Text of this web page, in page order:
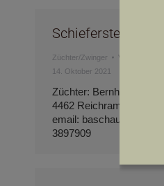
Schiefersteinertal
Züchter/Zwinger Von
14. Oktober 2021
Züchter: Bernhard
4462 Reichraming, am
email:
3897909